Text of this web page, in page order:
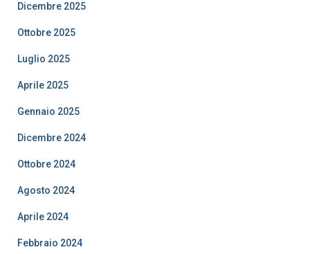
Dicembre 2025
Ottobre 2025
Luglio 2025
Aprile 2025
Gennaio 2025
Dicembre 2024
Ottobre 2024
Agosto 2024
Aprile 2024
Febbraio 2024